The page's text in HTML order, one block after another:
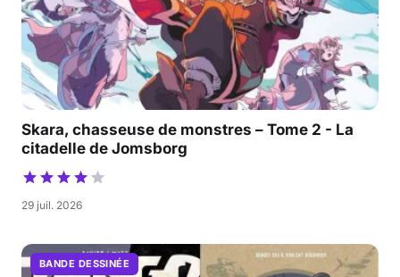
Skara, chasseuse de monstres – Tome 2 - La
citadelle de Jomsborg
29 juil. 2026
BANDE DESSINÉE